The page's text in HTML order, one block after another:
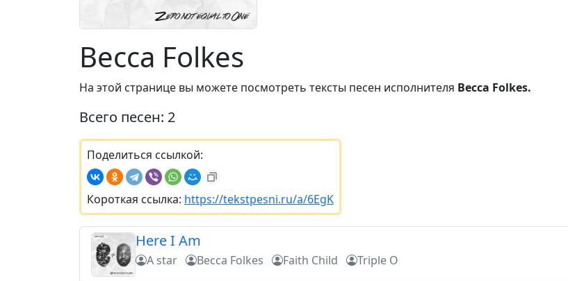
Becca Folkes
На этой странице вы можете посмотреть тексты песен исполнителя Becca Folkes.
Всего песен: 2
Поделиться ссылкой:
Короткая ссылка: https://tekstpesni.ru/a/6EgK
Here I Am
A star Becca Folkes Faith Child Triple O